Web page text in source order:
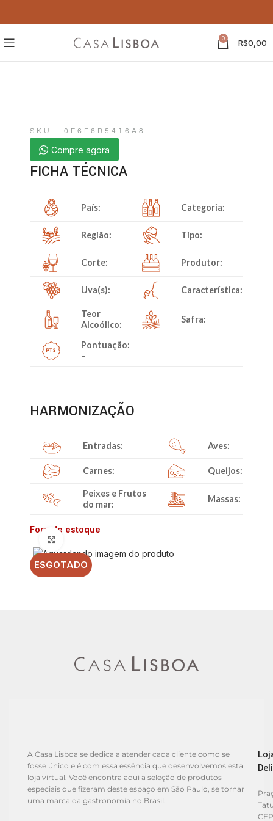
0 R$0,00
ESGOTADO
SKU : 0F6F6B5416A8
Compre agora
FICHA TÉCNICA
País: Categoria:
Região: Tipo:
Corte: Produtor:
Uva(s): Característica:
Teor
Alcoólico:
Safra:
Pontuação:
–
HARMONIZAÇÃO
Entradas: Aves:
Carnes: Queijos:
Peixes e Frutos
do mar:
Massas:
Fora de estoque
A Casa Lisboa se dedica a atender cada cliente como se
fosse único e é com essa essência que desenvolvemos esta
loja virtual. Você encontra aqui a seleção de produtos
especiais que fizeram deste espaço em São Paulo, se tornar
uma marca da gastronomia no Brasil.